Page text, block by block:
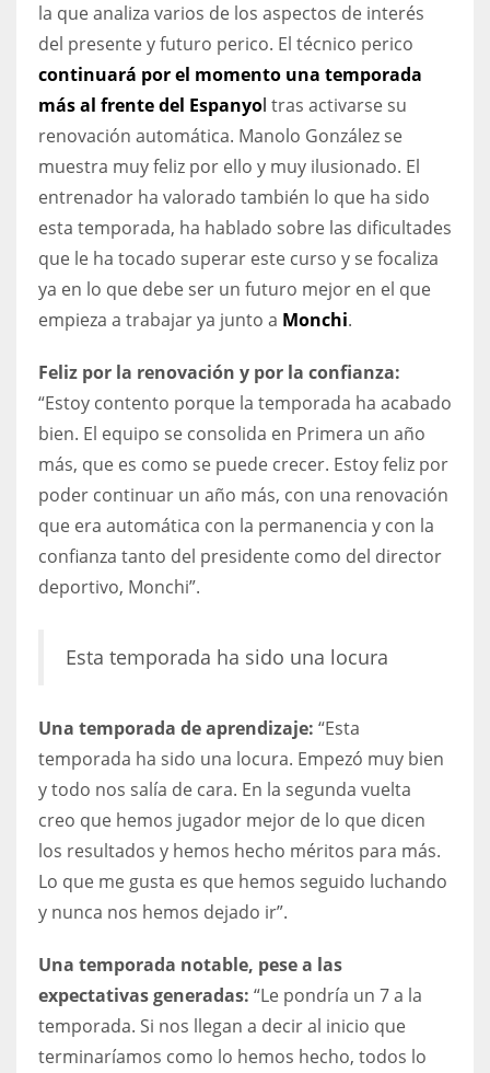
DEN
24
20
NE
16
19
24
WSH
26
la que analiza varios de los aspectos de interés
del presente y futuro perico. El técnico perico
continuará por el momento una temporada
más al frente del Espanyol tras activarse su
renovación automática. Manolo González se
muestra muy feliz por ello y muy ilusionado. El
entrenador ha valorado también lo que ha sido
esta temporada, ha hablado sobre las dificultades
que le ha tocado superar este curso y se focaliza
ya en lo que debe ser un futuro mejor en el que
empieza a trabajar ya junto a Monchi.
Feliz por la renovación y por la confianza:
“Estoy contento porque la temporada ha acabado
bien. El equipo se consolida en Primera un año
más, que es como se puede crecer. Estoy feliz por
poder continuar un año más, con una renovación
que era automática con la permanencia y con la
confianza tanto del presidente como del director
deportivo, Monchi”.
Esta temporada ha sido una locura
Una temporada de aprendizaje: “Esta
temporada ha sido una locura. Empezó muy bien
y todo nos salía de cara. En la segunda vuelta
creo que hemos jugador mejor de lo que dicen
los resultados y hemos hecho méritos para más.
Lo que me gusta es que hemos seguido luchando
y nunca nos hemos dejado ir”.
Una temporada notable, pese a las
expectativas generadas: “Le pondría un 7 a la
temporada. Si nos llegan a decir al inicio que
terminaríamos como lo hemos hecho, todos lo